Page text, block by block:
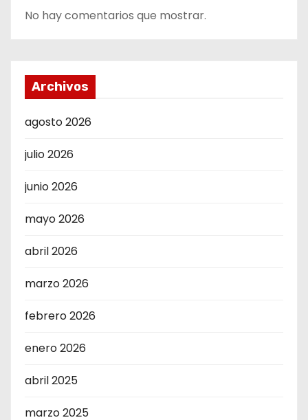
No hay comentarios que mostrar.
Archivos
agosto 2026
julio 2026
junio 2026
mayo 2026
abril 2026
marzo 2026
febrero 2026
enero 2026
abril 2025
marzo 2025